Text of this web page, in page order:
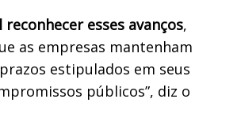
esses avanços,
as empresas mantenham
estipulados em seus
públicos”, diz o